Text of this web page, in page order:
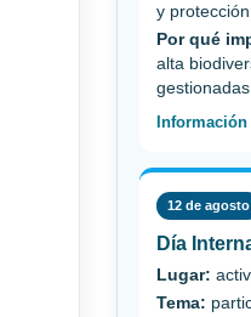
y
Por qué
alta
12 de agosto
Día
Lugar:
Tema: